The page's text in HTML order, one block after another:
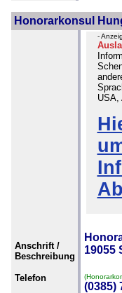
Honorarkonsul
-
USA,
Anschrift /
Beschreibung
19055
Telefon
(0385)